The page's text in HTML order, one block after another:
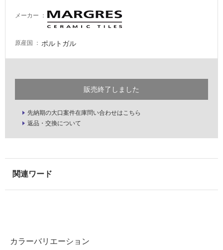
メーカー
原産国 ポルトガル
販売終了しました
先納期の大口案件在庫問い合わせはこちら
返品・交換について
カラーバリエーション
内
外
可
(寒